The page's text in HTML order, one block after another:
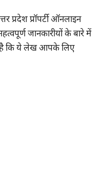
प्रदेश प्रॉपर्टी ऑनलाइन
जानकारीयों के बारे में
है कि ये लेख आपके लिए